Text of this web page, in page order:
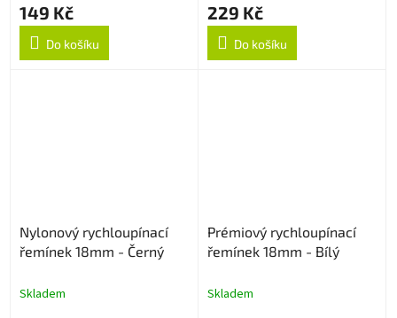
149 Kč
Do košíku
229 Kč
Do košíku
Nylonový rychloupínací
řemínek 18mm - Černý
Skladem
Prémiový rychloupínací
řemínek 18mm - Bílý
Skladem